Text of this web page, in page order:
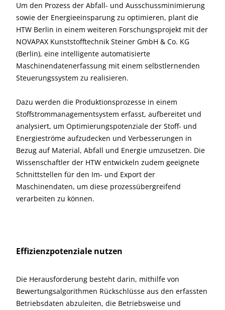
Um den Prozess der Abfall- und Ausschussminimierung
sowie der Energieeinsparung zu optimieren, plant die
HTW Berlin in einem weiteren Forschungsprojekt mit der
NOVAPAX Kunststofftechnik Steiner GmbH & Co. KG
(Berlin), eine intelligente automatisierte
Maschinendatenerfassung mit einem selbstlernenden
Steuerungssystem zu realisieren.
Dazu werden die Produktionsprozesse in einem
Stoffstrommanagementsystem erfasst, aufbereitet und
analysiert, um Optimierungspotenziale der Stoff- und
Energieströme aufzudecken und Verbesserungen in
Bezug auf Material, Abfall und Energie umzusetzen. Die
Wissenschaftler der HTW entwickeln zudem geeignete
Schnittstellen für den Im- und Export der
Maschinendaten, um diese prozessübergreifend
verarbeiten zu können.
Effizienzpotenziale nutzen
Die Herausforderung besteht darin, mithilfe von
Bewertungsalgorithmen Rückschlüsse aus den erfassten
Betriebsdaten abzuleiten, die Betriebsweise und